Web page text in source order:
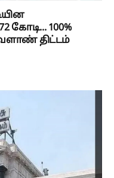
கோடி... 100%
திட்டம்